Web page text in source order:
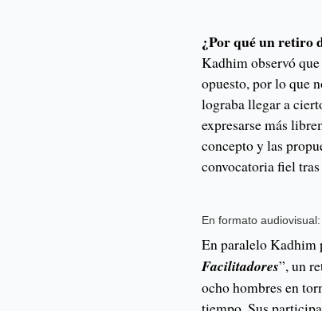
¿Por qué un retiro
Kadhim observó
opuesto, por lo que
lograba llegar a
expresarse más
concepto y las
convocatoria fiel
En formato
En paralelo Kadhim
Facilitadores”, un
ocho hombres en